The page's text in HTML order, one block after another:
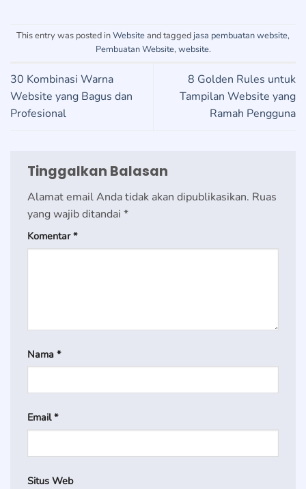
This entry was posted inWebsiteand tagged jasa pembuatan website,
Pembuatan Website, website.
30 Kombinasi Warna
Website yang Bagus dan
Profesional
8 Golden Rules untuk
Tampilan Website yang
Ramah Pengguna
Tinggalkan Balasan
Alamat email Anda tidak akan dipublikasikan. Ruas
yang wajib ditandai *
Komentar*
Nama *
Email*
Situs Web